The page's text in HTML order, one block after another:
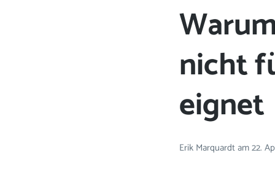
nicht
eignet
Erik Marquardtam22.